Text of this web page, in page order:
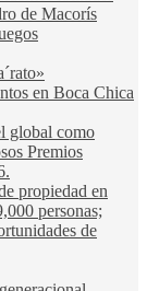
de Macorís
en Boca Chica
global como
Premios
propiedad en
personas;
de